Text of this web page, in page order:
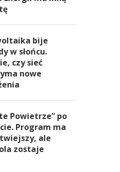
bije
w słońcu.
czy sieć
nowe
Powietrze” po
Program ma
ale
zostaje